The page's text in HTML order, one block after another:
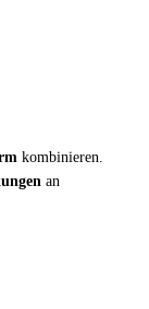
kombinieren.
an